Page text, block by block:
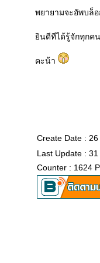
พยายามจะอัพบล็
นดีทีได้รู้จักทุกค
คะน้า
Create Date :
Last Update :
Counter : 1624